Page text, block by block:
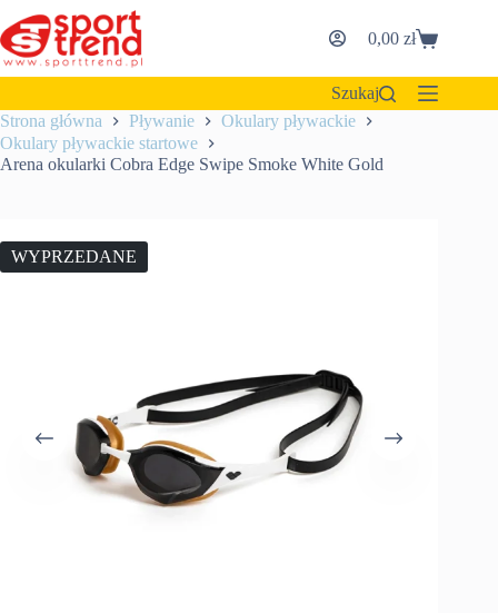
do
treści
Koszyk
0,00zł
Szukaj
Strona główna
Pływanie
Okulary pływackie
Okulary pływackie startowe
Arena okularki Cobra Edge Swipe Smoke White Gold
WYPRZEDANE